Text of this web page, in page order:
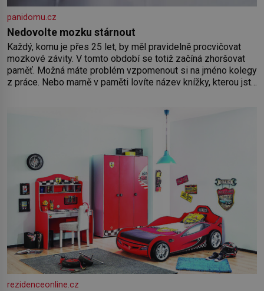
panidomu.cz
Nedovolte mozku stárnout
Každý, komu je přes 25 let, by měl pravidelně procvičovat
mozkové závity. V tomto období se totiž začíná zhoršovat
paměť. Možná máte problém vzpomenout si na jméno kolegy
z práce. Nebo marně v paměti lovíte název knížky, kterou jste
rezidenceonline.cz